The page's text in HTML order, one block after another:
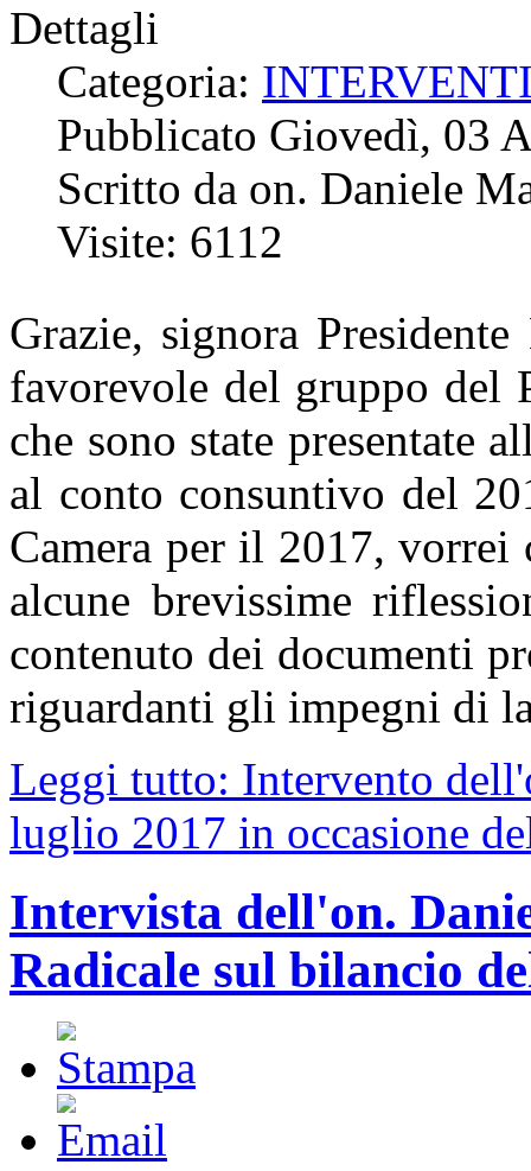
Dettagli
Categoria:
Pubblicato Giovedì, 03
Scritto da on. Daniele
Visite: 6112
Grazie, signora
favorevole del gruppo del
che sono state presentate
al conto consuntivo del
Camera per il 2017, vorrei
alcune brevissime
contenuto dei documenti
riguardanti gli impegni di
Leggi tutto: Intervento
luglio 2017 in occasione
Intervista dell'on.
Radicale sul bilancio